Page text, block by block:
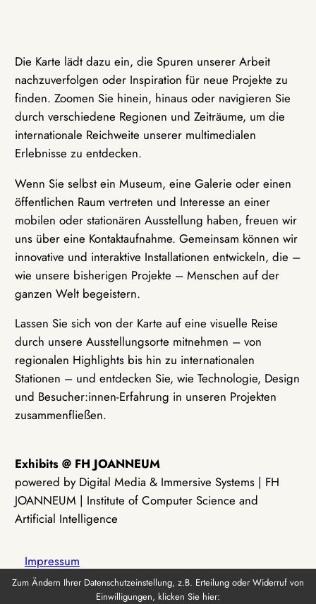
Die Karte lädt dazu ein, die Spuren unserer Arbeit
nachzuverfolgen oder Inspiration für neue Projekte zu
finden. Zoomen Sie hinein, hinaus oder navigieren Sie
durch verschiedene Regionen und Zeiträume, um die
internationale Reichweite unserer multimedialen
Erlebnisse zu entdecken.
Wenn Sie selbst ein Museum, eine Galerie oder einen
öffentlichen Raum vertreten und Interesse an einer
mobilen oder stationären Ausstellung haben, freuen wir
uns über eine Kontaktaufnahme. Gemeinsam können wir
innovative und interaktive Installationen entwickeln, die –
wie unsere bisherigen Projekte – Menschen auf der
ganzen Welt begeistern.
Lassen Sie sich von der Karte auf eine visuelle Reise
durch unsere Ausstellungsorte mitnehmen – von
regionalen Highlights bis hin zu internationalen
Stationen – und entdecken Sie, wie Technologie, Design
und Besucher:innen-Erfahrung in unseren Projekten
zusammenfließen.
Exhibits @ FH JOANNEUM
powered by Digital Media & Immersive Systems | FH
JOANNEUM | Institute of Computer Science and
Artificial Intelligence
Impressum
Zum Ändern Ihrer Datenschutzeinstellung, z.B. Erteilung oder Widerruf von
Einwilligungen, klicken Sie hier: